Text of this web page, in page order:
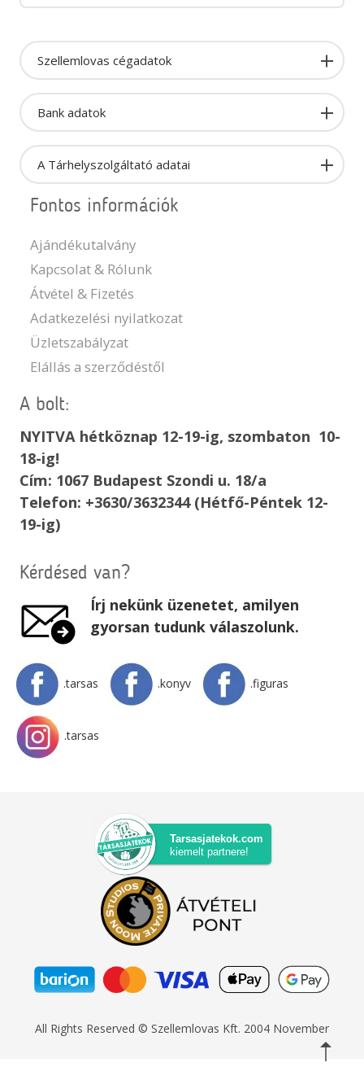
Szellemlovas cégadatok
Bank adatok
A Tárhelyszolgáltató adatai
Fontos információk
Ajándékutalvány
Kapcsolat & Rólunk
Átvétel & Fizetés
Adatkezelési nyilatkozat
Üzletszabályzat
Elállás a szerződéstől
A bolt:
NYITVA hétköznap 12-19-ig, szombaton 10-
18-ig!
Cím: 1067 Budapest Szondi u. 18/a
Telefon: +3630/3632344 (Hétfő-Péntek 12-
19-ig)
Kérdésed van?
Írj nekünk üzenetet, amilyen
gyorsan tudunk válaszolunk.
.tarsas .konyv .figuras
.tarsas
Tarsasjatekok.com
kiemelt partnere!
All Rights Reserved © Szellemlovas Kft. 2004 November